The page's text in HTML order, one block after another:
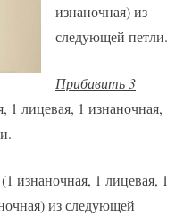
изнаночная) из
следующей петли.
Прибавить 3
1 лицевая, 1 изнаночная,
изнаночная, 1 лицевая, 1
из следующей